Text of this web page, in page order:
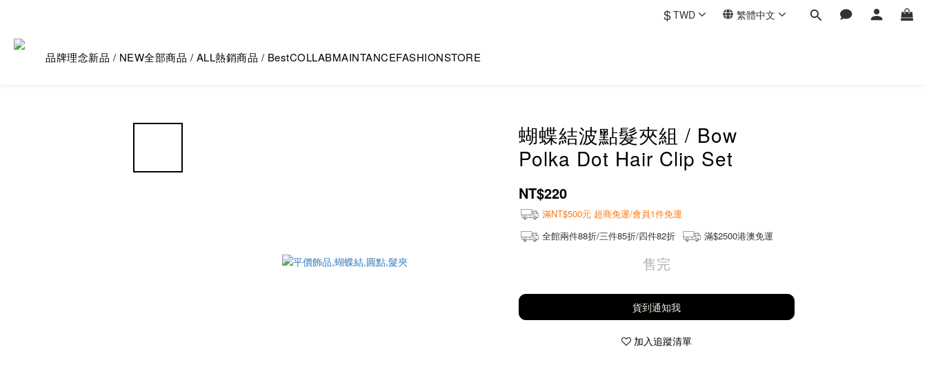
$TWD 繁體中文
品牌理念新品 / NEW全部商品 / ALL熱銷商品 / BestCOLLABMAINTANCEFASHIONSTORE
蝴蝶結波點髮夾組 / Bow
Polka Dot Hair Clip Set
NT$220
滿NT$500元 超商免運/會員1件免運
全館兩件88折/三件85折/四件82折
滿$2500港澳免運
售完
貨到通知我
加入追蹤清單